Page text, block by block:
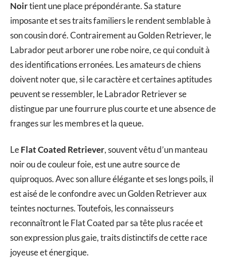
Noirtient une place prépondérante. Sa stature
imposante et ses traits familiers le rendent semblable à
son cousin doré. Contrairement au Golden Retriever, le
Labrador peut arborer une robe noire, ce qui conduit à
des identifications erronées. Les amateurs de chiens
doivent noter que, si le caractère et certaines aptitudes
peuvent se ressembler, le Labrador Retriever se
distingue par une fourrure plus courte et une absence de
franges sur les membres et la queue.
LeFlat Coated Retriever, souvent vêtu d’un manteau
noir ou de couleur foie, est une autre source de
quiproquos. Avec son allure élégante et ses longs poils, il
est aisé de le confondre avec un Golden Retriever aux
teintes nocturnes. Toutefois, les connaisseurs
reconnaîtront le Flat Coated par sa tête plus racée et
son expression plus gaie, traits distinctifs de cette race
joyeuse et énergique.